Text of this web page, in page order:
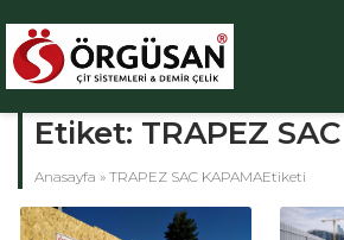
Etiket: TRAPEZ
Anasayfa » TRAPEZ SAC KAPAMAEtiketi